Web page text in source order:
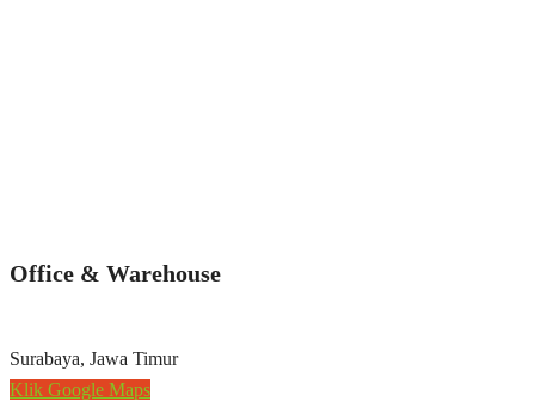
Office & Warehouse
Surabaya, Jawa Timur
Klik Google Maps